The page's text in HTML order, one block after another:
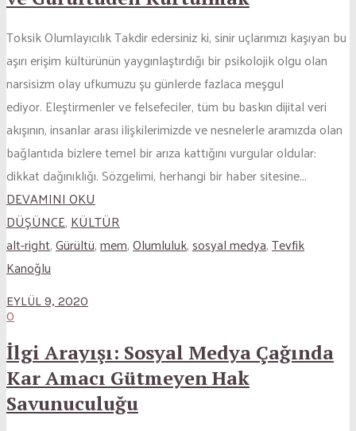
Toksik Olumlayıcılık Takdir edersiniz ki, sinir uçlarımızı kaşıyan bu
aşırı erişim kültürünün yaygınlaştırdığı bir psikolojik olgu olan
narsisizm olay ufkumuzu şu günlerde fazlaca meşgul
ediyor. Eleştirmenler ve felsefeciler, tüm bu baskın dijital veri
akışının, insanlar arası ilişkilerimizde ve nesnelerle aramızda olan
bağlantıda bizlere temel bir arıza kattığını vurgular oldular:
dikkat dağınıklığı. Sözgelimi, herhangi bir haber sitesine...
DEVAMINI OKU
DÜŞÜNCE,KÜLTÜR
alt-right,Gürültü,mem,Olumluluk,sosyal medya,Tevfik
Kanoğlu
EYLÜL 9, 2020
0
İlgi Arayışı: Sosyal Medya Çağında
Kar Amacı Gütmeyen Hak
Savunuculuğu